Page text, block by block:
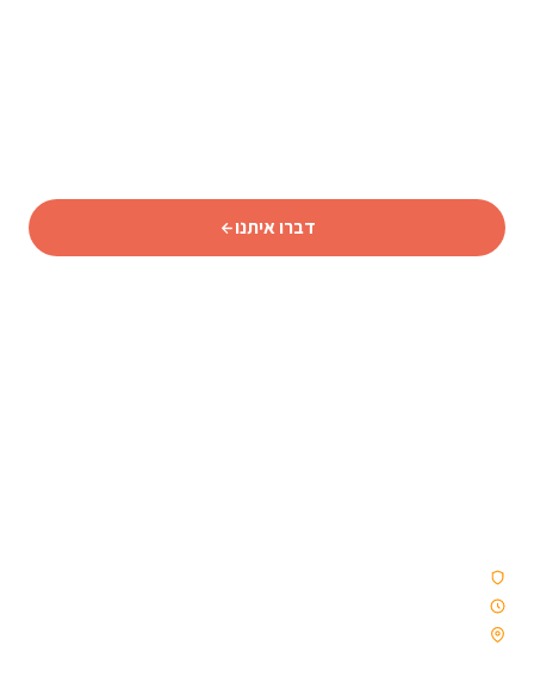
דברו איתנו
סוכנות נסיעות מורשית
פועלים מאז 2009
ממוקמת ברייקיאוויק, איסלנד